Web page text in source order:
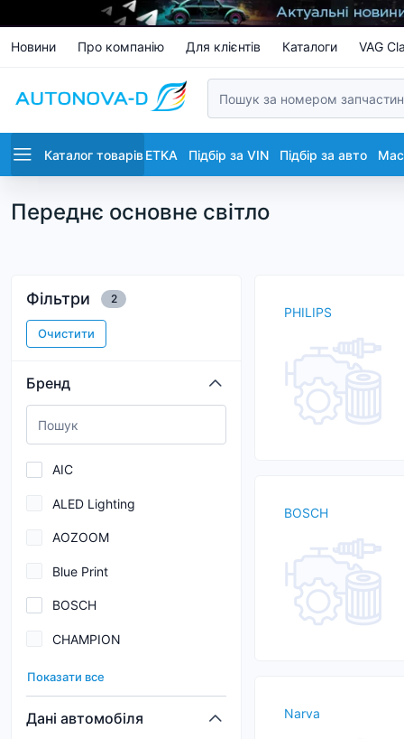
Новини Про компанію Для клієнтів Каталоги VAG
Каталог товарівETKA Підбір за VIN Підбір за авто
Переднє основне світло
Фільтри 2
Очистити
Бренд
AIC
ALED Lighting
AOZOOM
Blue Print
BOSCH
CHAMPION
EUROREPAR
Показати все
Дані автомобіля
PHILIPS
BOSCH
Narva